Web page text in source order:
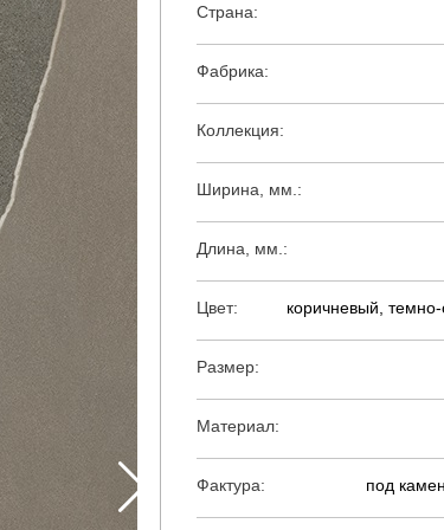
Страна:
Фабрика:
Коллекция:
Ширина, мм.:
Длина, мм.:
Цвет: коричневый,
Размер:
Материал:
Фактура: под